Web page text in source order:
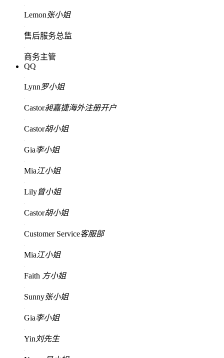
Lemon张小姐
售后服务总监
商务主管
QQ
Lynn罗小姐
Castor昶嘉捷海外注册开户
Castor胡小姐
Gia李小姐
Mia江小姐
Lily曾小姐
Castor胡小姐
Customer Service客服部
Mia江小姐
Faith 方小姐
Sunny张小姐
Gia李小姐
Yin 刘先生